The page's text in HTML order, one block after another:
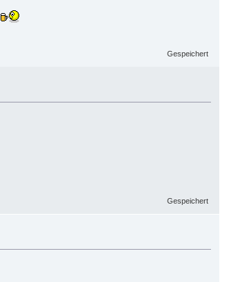
Gespeichert
Gespeichert